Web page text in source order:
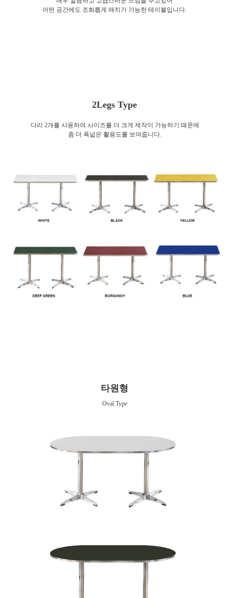
어떤 공간에도 조화롭게 매치가 가능한 테이블입니다.
2Legs Type
다리 2개를 사용하여 사이즈를 더 크게 제작이 가능하기 때문에
좀 더 폭넓은 활용도를 보여줍니다.
타원형
Oval Type